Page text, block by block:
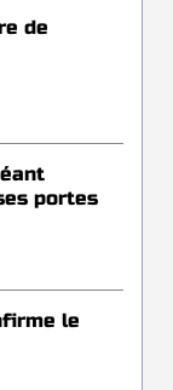
de
portes
le